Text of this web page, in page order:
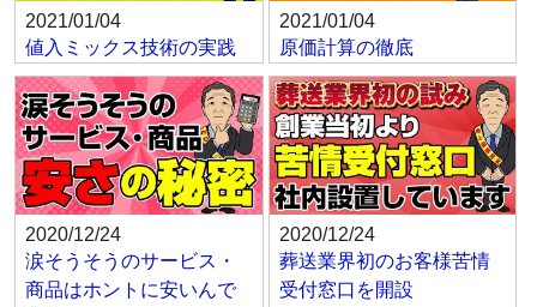
2021/01/04
値入ミックス技術の実践
2021/01/04
原価計算の徹底
2020/12/24
涙そうそうのサービス・
商品はホントに安いんで
2020/12/24
葬送業界初のお客様苦情
受付窓口を開設